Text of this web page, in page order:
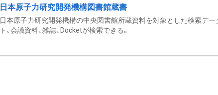
日本原子力研究開発機構図書館蔵書
日本原子力研究開発機構の中央図書館所蔵資料を対象とした検索デー
ト、会議資料、雑誌、Docketが検索できる。